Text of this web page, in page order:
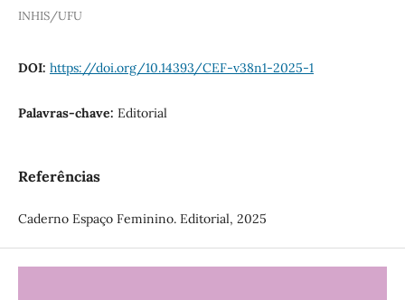
INHIS/UFU
DOI: https://doi.org/10.14393/CEF-v38n1-2025-1
Palavras-chave: Editorial
Referências
Caderno Espaço Feminino. Editorial, 2025